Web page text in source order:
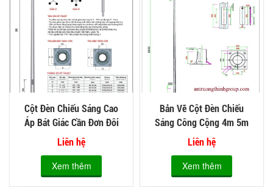
Cột Đèn Chiếu Sáng Cao
Áp Bát Giác Cần Đơn Đôi
Thép Mạ Kẽm Nóng C01
Liên hệ
Xem thêm
Bản Vẽ Cột Đèn Chiếu
Sáng Công Cộng 4m 5m
8m ATT-C02 An Trường
Liên hệ
Xem thêm